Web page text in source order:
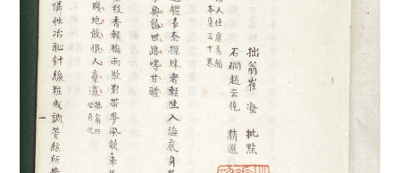
정약용
8 천부인
형제복지원 사건
10
환웅